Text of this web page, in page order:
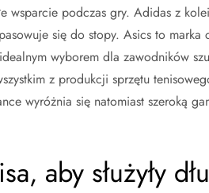
wsparcie podczas gry. Adidas z
się do stopy. Asics to marka
wyborem dla zawodników
z produkcji sprzętu
wyróżnia się natomiast szeroką
aby służyły